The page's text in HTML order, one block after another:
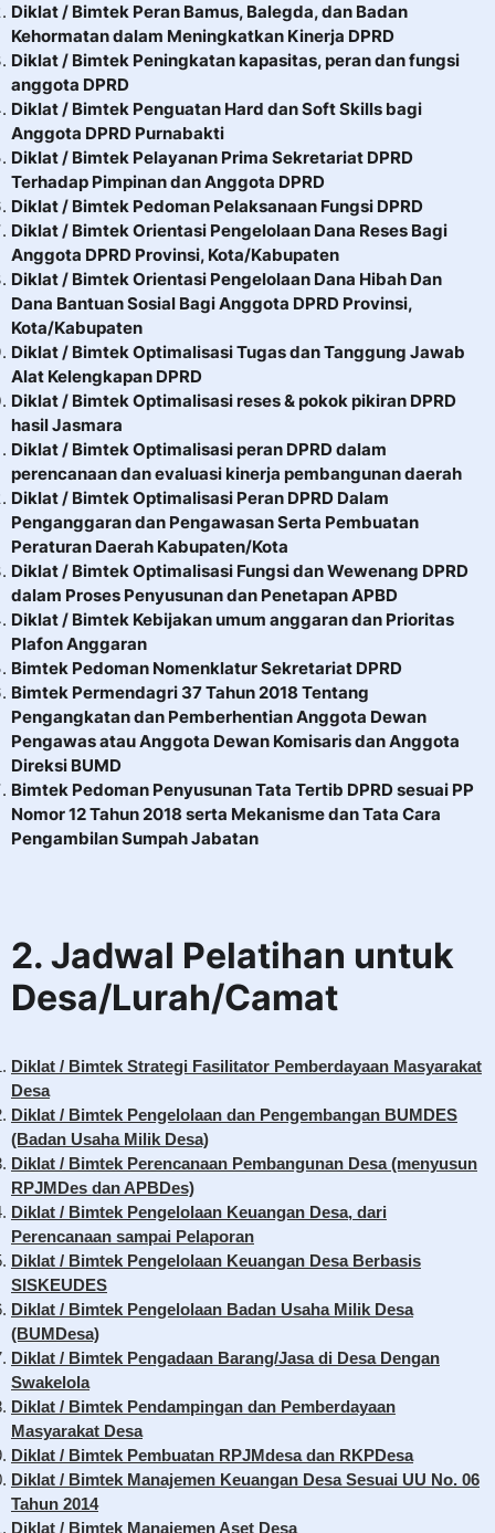
Diklat / Bimtek Peran Bamus, Balegda, dan Badan
Kehormatan dalam Meningkatkan Kinerja DPRD
Diklat / Bimtek Peningkatan kapasitas, peran dan fungsi
anggota DPRD
Diklat / Bimtek Penguatan Hard dan Soft Skills bagi
Anggota DPRD Purnabakti
Diklat / Bimtek Pelayanan Prima Sekretariat DPRD
Terhadap Pimpinan dan Anggota DPRD
Diklat / Bimtek Pedoman Pelaksanaan Fungsi DPRD
Diklat / Bimtek Orientasi Pengelolaan Dana Reses Bagi
Anggota DPRD Provinsi, Kota/Kabupaten
Diklat / Bimtek Orientasi Pengelolaan Dana Hibah Dan
Dana Bantuan Sosial Bagi Anggota DPRD Provinsi,
Kota/Kabupaten
Diklat / Bimtek Optimalisasi Tugas dan Tanggung Jawab
Alat Kelengkapan DPRD
Diklat / Bimtek Optimalisasi reses & pokok pikiran DPRD
hasil Jasmara
Diklat / Bimtek Optimalisasi peran DPRD dalam
perencanaan dan evaluasi kinerja pembangunan daerah
Diklat / Bimtek Optimalisasi Peran DPRD Dalam
Penganggaran dan Pengawasan Serta Pembuatan
Peraturan Daerah Kabupaten/Kota
Diklat / Bimtek Optimalisasi Fungsi dan Wewenang DPRD
dalam Proses Penyusunan dan Penetapan APBD
Diklat / Bimtek Kebijakan umum anggaran dan Prioritas
Plafon Anggaran
Bimtek Pedoman Nomenklatur Sekretariat DPRD
Bimtek Permendagri 37 Tahun 2018 Tentang
Pengangkatan dan Pemberhentian Anggota Dewan
Pengawas atau Anggota Dewan Komisaris dan Anggota
Direksi BUMD
Bimtek Pedoman Penyusunan Tata Tertib DPRD sesuai PP
Nomor 12 Tahun 2018 serta Mekanisme dan Tata Cara
Pengambilan Sumpah Jabatan
2. Jadwal Pelatihan untuk
Desa/Lurah/Camat
Diklat / Bimtek Strategi Fasilitator Pemberdayaan Masyarakat
Desa
Diklat / Bimtek Pengelolaan dan Pengembangan BUMDES
(Badan Usaha Milik Desa)
Diklat / Bimtek Perencanaan Pembangunan Desa (menyusun
RPJMDes dan APBDes)
Diklat / Bimtek Pengelolaan Keuangan Desa, dari
Perencanaan sampai Pelaporan
Diklat / Bimtek Pengelolaan Keuangan Desa Berbasis
SISKEUDES
Diklat / Bimtek Pengelolaan Badan Usaha Milik Desa
(BUMDesa)
Diklat / Bimtek Pengadaan Barang/Jasa di Desa Dengan
Swakelola
Diklat / Bimtek Pendampingan dan Pemberdayaan
Masyarakat Desa
Diklat / Bimtek Pembuatan RPJMdesa dan RKPDesa
Diklat / Bimtek Manajemen Keuangan Desa Sesuai UU No. 06
Tahun 2014
Diklat / Bimtek Manajemen Aset Desa